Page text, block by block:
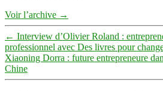
Voir l’archive →
← Interview d’Olivier Roland :
professionnel avec Des livres pour
Xiaoning Dorra : future entrepreneure
Chine